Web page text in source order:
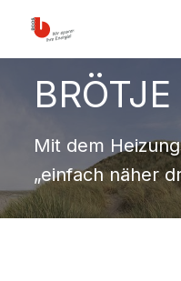
BRÖTJE
Mit dem
„einfach näher